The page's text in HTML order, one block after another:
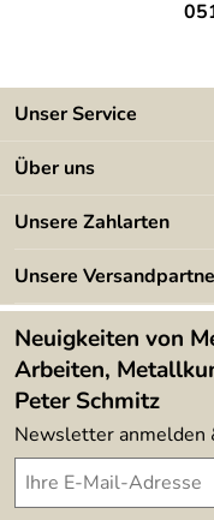
Unser Service
Kontakt
Kundeninformationen
Newsletter
Lieferbedingungen
Über uns
Angebote
Kundenbewertungen
4,9/5
Unsere Zahlarten
Unsere
Neuigkeiten von
Arbeiten,
Peter Schmitz
Newsletter anmelden